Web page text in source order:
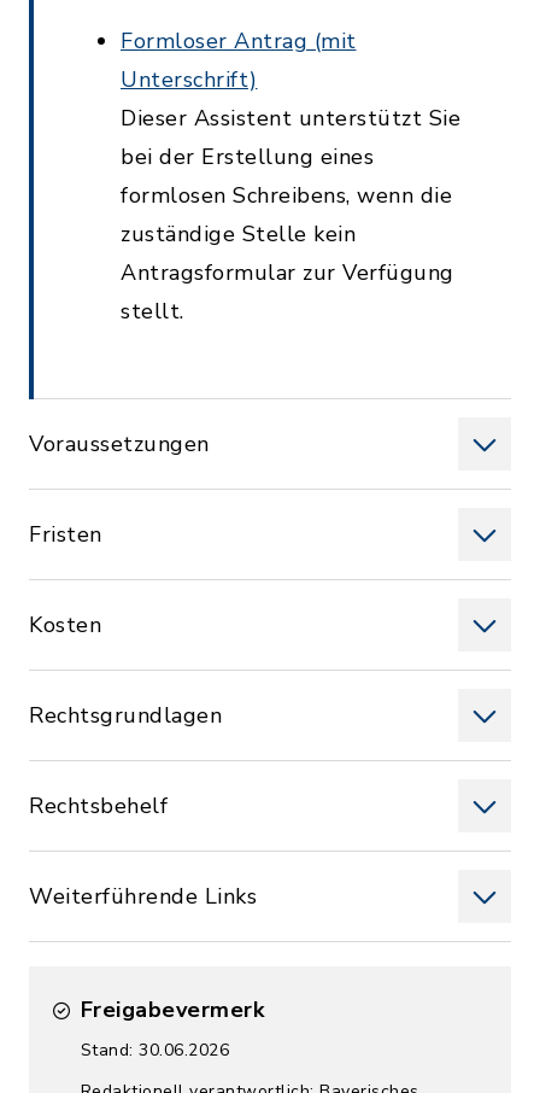
Formloser Antrag (mit
Unterschrift)
Dieser Assistent unterstützt Sie
bei der Erstellung eines
formlosen Schreibens, wenn die
zuständige Stelle kein
Antragsformular zur Verfügung
stellt.
Voraussetzungen
Fristen
Kosten
Rechtsgrundlagen
Rechtsbehelf
Weiterführende Links
Freigabevermerk
Stand: 30.06.2026